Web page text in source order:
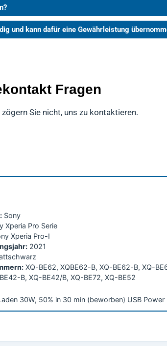
und kann dafür eine Gewährleistung
Fragen
Sie nicht, uns zu kontaktieren.
Sony
Xperia Pro Serie
Xperia Pro-I
2021
XQ-BE62, XQBE62-B, XQ-BE62-B, XQ-
B, XQ-BE42/B, XQ-BE72, XQ-BE52
30W, 50% in 30 min (beworben) USB Power